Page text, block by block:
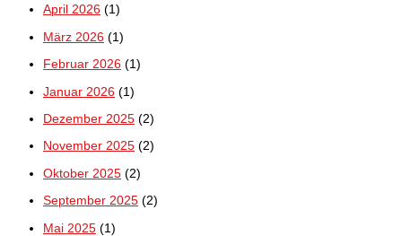
April 2026 (1)
März 2026 (1)
Februar 2026 (1)
Januar 2026 (1)
Dezember 2025 (2)
November 2025 (2)
Oktober 2025 (2)
September 2025 (2)
Mai 2025 (1)